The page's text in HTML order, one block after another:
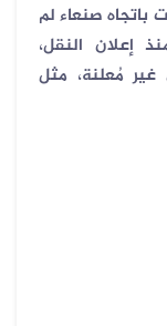
باتجاه صنعاء لم
إعلان النقل،
مُعلنة، مثل